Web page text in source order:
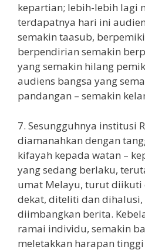
kepartian; lebih-lebih lagi
terdapatnya hari ini
semakin taasub,
berpendirian semakin
yang semakin hilang
audiens bangsa yang
pandangan – semakin
7. Sesungguhnya institusi
diamanahkan dengan
kifayah kepada watan –
yang sedang berlaku,
umat Melayu, turut diikuti
dekat, diteliti dan
diimbangkan berita.
ramai individu, semakin
meletakkan harapan